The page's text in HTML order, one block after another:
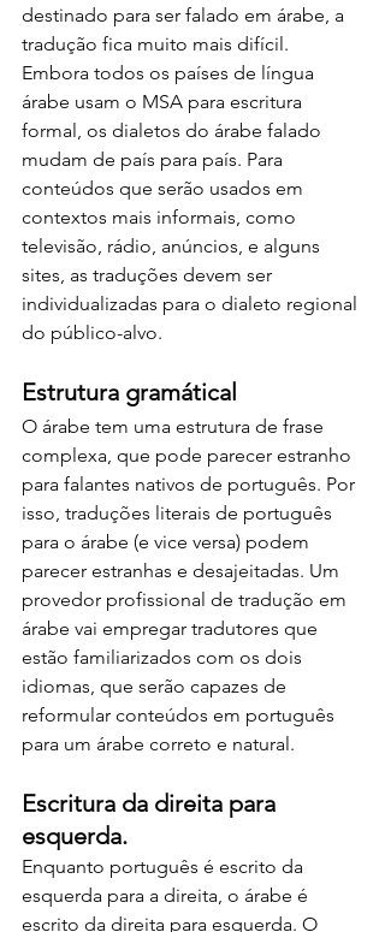
destinado para ser falado em árabe, a
tradução fica muito mais difícil.
Embora todos os países de língua
árabe usam o MSA para escritura
formal, os dialetos do árabe falado
mudam de país para país. Para
conteúdos que serão usados em
contextos mais informais, como
televisão, rádio, anúncios, e alguns
sites, as traduções devem ser
individualizadas para o dialeto regional
do público-alvo.
Estrutura gramátical
O árabe tem uma estrutura de frase
complexa, que pode parecer estranho
para falantes nativos de português. Por
isso, traduções literais de português
para o árabe (e vice versa) podem
parecer estranhas e desajeitadas. Um
provedor profissional de tradução em
árabe vai empregar tradutores que
estão familiarizados com os dois
idiomas, que serão capazes de
reformular conteúdos em português
para um árabe correto e natural.
Escritura da direita para
esquerda.
Enquanto português é escrito da
esquerda para a direita, o árabe é
escrito da direita para esquerda. O